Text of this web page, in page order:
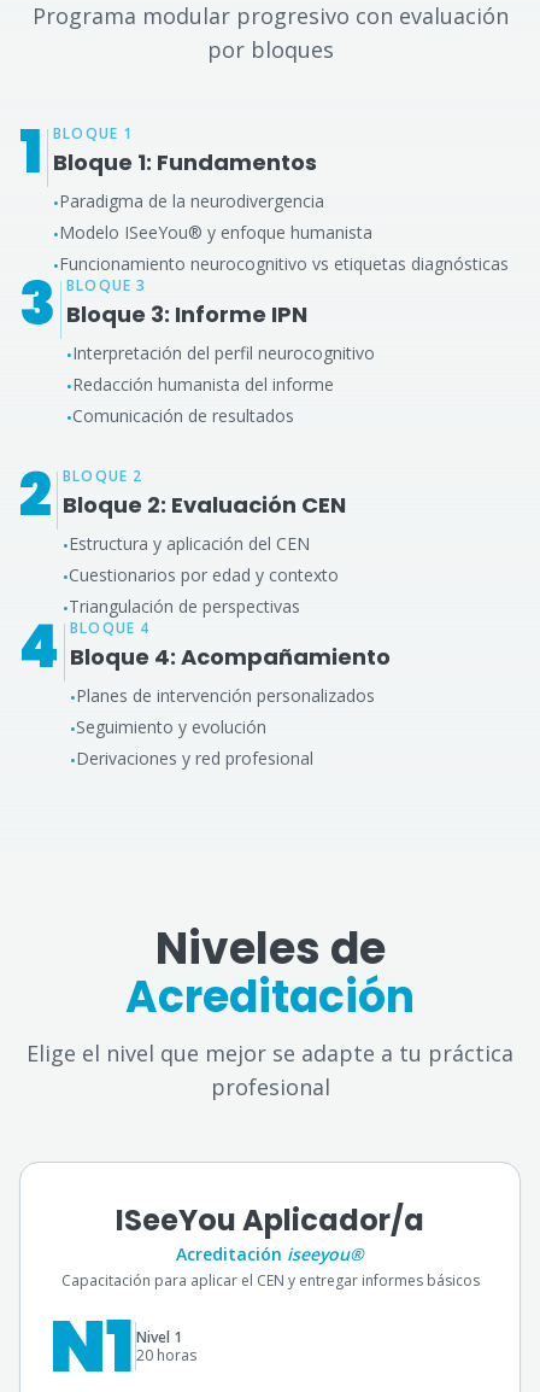
Programa modular progresivo con evaluación
por bloques
1 BLOQUE 1
Bloque 1: Fundamentos
•Paradigma de la neurodivergencia
•Modelo ISeeYou® y enfoque humanista
•Funcionamiento neurocognitivo vs etiquetas diagnósticas
3 BLOQUE 3
Bloque 3: Informe IPN
•Interpretación del perfil neurocognitivo
•Redacción humanista del informe
•Comunicación de resultados
2 BLOQUE 2
Bloque 2: Evaluación CEN
•Estructura y aplicación del CEN
•Cuestionarios por edad y contexto
•Triangulación de perspectivas
4 BLOQUE 4
Bloque 4: Acompañamiento
•Planes de intervención personalizados
•Seguimiento y evolución
•Derivaciones y red profesional
Niveles de
Acreditación
Elige el nivel que mejor se adapte a tu práctica
profesional
ISeeYou Aplicador/a
Acreditación iseeyou®
Capacitación para aplicar el CEN y entregar informes básicos
N1 Nivel 1
20 horas